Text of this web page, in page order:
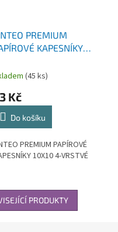
PREMIUM
KAPESNÍKY
(45 ks)
Kč
Do košíku
PREMIUM PAPÍROVÉ
10X10 4-VRSTVÉ
PRODUKTY